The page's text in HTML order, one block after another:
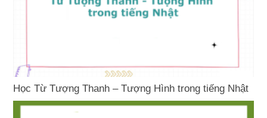
Học Từ Tượng Thanh – Tượng Hình trong tiếng Nhật